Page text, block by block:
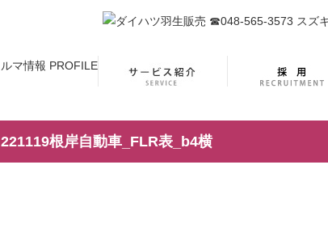
221119根岸自動車_FLR表_b4横